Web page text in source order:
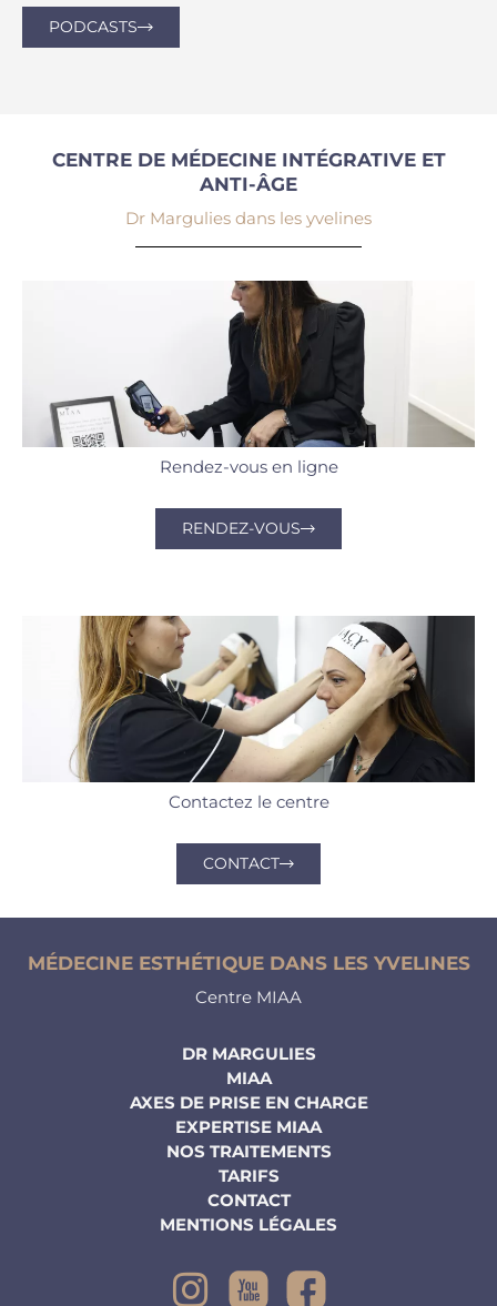
PODCASTS
CENTRE DE MÉDECINE INTÉGRATIVE ET
ANTI-ÂGE
Dr Margulies dans les yvelines
Rendez-vous en ligne
RENDEZ-VOUS
Contactez le centre
CONTACT
MÉDECINE ESTHÉTIQUE DANS LES YVELINES
Centre MIAA
DR MARGULIES
MIAA
AXES DE PRISE EN CHARGE
EXPERTISE MIAA
NOS TRAITEMENTS
TARIFS
CONTACT
MENTIONS LÉGALES